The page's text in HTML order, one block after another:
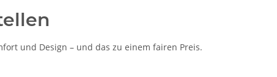
und Design – und das zu einem fairen Preis.